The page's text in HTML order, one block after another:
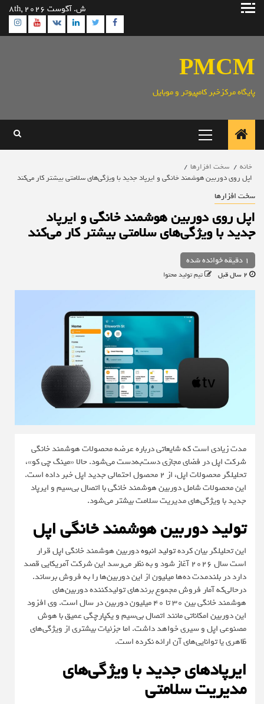
پرش
ش. آگوست 8th, 2026
Facebook
Twitter
Linkedin
VK
PMCM
پایگاه مرکزخبر کامپیوتر و موبایل
اصلی
خانه
سخت افزارها
اپل روی دوربین هوشمند خانگی و ایرپاد جدید با ویژگی‌های سلامتی بیشتر کار می‌کند
سخت افزارها
اپل روی دوربین هوشمند خانگی و ایرپاد
جدید با ویژگی‌های سلامتی بیشتر کار می‌کند
1 دقیقه خوانده شده
تیم تولید محتوا
مدت زیادی است که شایعاتی درباره عرضه محصولات هوشمند خانگی
شرکت اپل در فضای مجازی دست‌به‌دست می‌شود. حالا «مینگ چی کو»،
تحلیلگر محصولات اپل، از ۲ محصول احتمالی جدید اپل خبر داده است.
این محصولات شامل دوربین هوشمند خانگی با اتصال بی‌سیم و ایرپاد
جدید با ویژگی‌های مدیریت سلامت بیشتر می‌شود.
تولید دوربین هوشمند خانگی اپل
این تحلیلگر بیان کردهتولید انبوهدوربین هوشمند خانگی اپل قرار
است سال ۲۰۲۶ آغاز شود و به‌ نظر می‌رسد این شرکت آمریکایی قصد
دارد در بلندمدت ده‌ها میلیون از این دوربین‌ها را به فروش برساند.
در‌حالی‌که آمار فروش مجموع برند‌های تولیدکننده دوربین‌های
هوشمند خانگی بین ۳۰ تا ۴۰ میلیون دوربین در سال است. وی افزود
این دوربین امکاناتی مانند اتصال بی‌سیم و یکپارچگی عمیق با هوش
مصنوعی اپل و سیری خواهد داشت. اما جزئیات بیشتری از ویژگی‌های
ظاهری یا توانایی‌های آن ارائه نکرده است.
ایرپادهای جدید با ویژگی‌های
مدیریت سلامتی